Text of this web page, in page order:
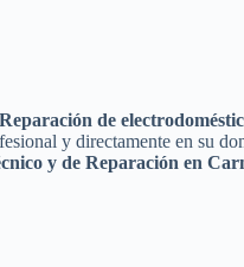
de
y directamente en su
y de Reparación en